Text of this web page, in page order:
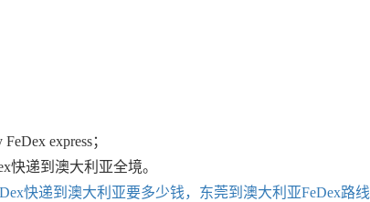
express；
递到澳大利亚全境。
快递到澳大利亚要多少钱，东莞到澳大利亚FeDex路线